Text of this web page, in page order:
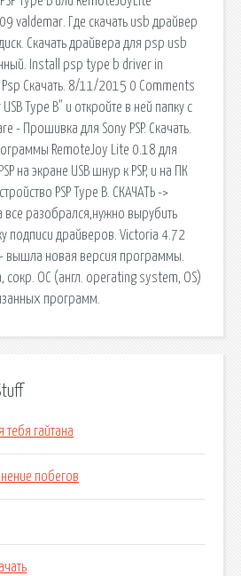
valdemar. Где скачать usb драйвер
Скачать драйвера для psp usb
Install psp type b driver in
Скачать. 8/11/2015 0 Comments
Type B" и откройте в ней папку с
- Прошивка для Sony PSP. Скачать.
RemoteJoy Lite 0.18 для
на экране USB шнур к PSP, и на ПК
PSP Type B. СКАЧАТЬ ->
все разобрался,нужно вырубить
подписи драйверов. Victoria 4.72
- вышла новая версия программы.
сокр. ОС (англ. operating system, OS)
программ.
тебя гайтана
побегов